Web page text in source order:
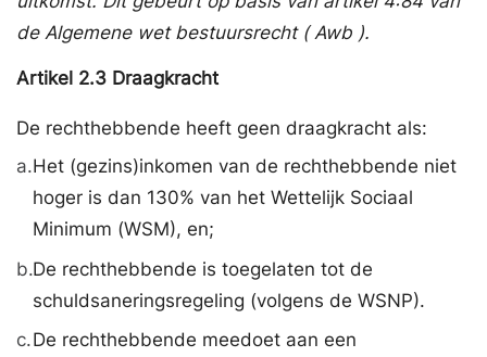
de Algemene wet bestuursrecht ( Awb ).
Artikel 2.3 Draagkracht
De rechthebbende heeft geen draagkracht als:
a.Het (gezins)inkomen van de rechthebbende niet
hoger is dan 130% van het Wettelijk Sociaal
Minimum (WSM), en;
b.De rechthebbende is toegelaten tot de
schuldsaneringsregeling (volgens de WSNP).
c.De rechthebbende meedoet aan een